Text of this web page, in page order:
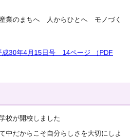
業のまちへ 人からひとへ モノづく
30年4月15日号 14ページ （PDF
校が開校しました
だからこそ自分らしさを大切にしよ